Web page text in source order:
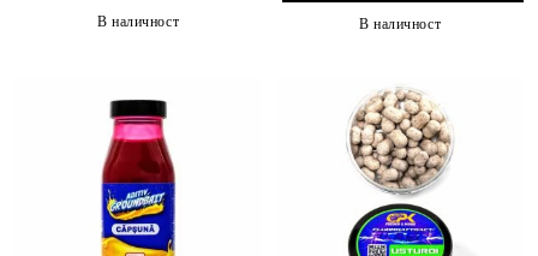
В наличност В наличност